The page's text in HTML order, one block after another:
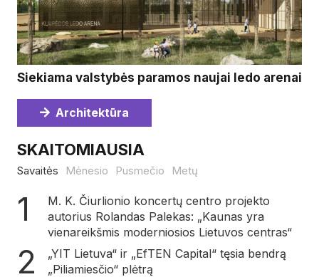
Siekiama valstybės paramos naujai ledo arenai
Architektūra
SKAITOMIAUSIA
Savaitės Mėnesio Pusmečio Metų
M. K. Čiurlionio koncertų centro projekto
autorius Rolandas Palekas: „Kaunas yra
vienareikšmis moderniosios Lietuvos centras“
„YIT Lietuva“ ir „EfTEN Capital“ tęsia bendrą
„Piliamiesčio“ plėtrą